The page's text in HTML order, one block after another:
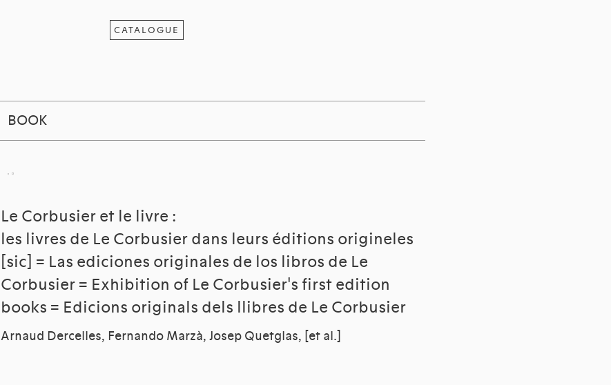
CATALOGUE
BOOK
Le Corbusier et le livre :
les livres de Le Corbusier dans leurs éditions origineles
[sic] = Las ediciones originales de los libros de Le
Corbusier = Exhibition of Le Corbusier's first edition
books = Edicions originals dels llibres de Le Corbusier
Arnaud Dercelles, Fernando Marzà, Josep Quetglas, [et al.]